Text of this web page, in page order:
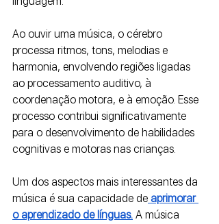
Ao ouvir uma música, o cérebro
processa ritmos, tons, melodias e
harmonia, envolvendo regiões ligadas
ao processamento auditivo, à
coordenação motora, e à emoção. Esse
processo contribui significativamente
para o desenvolvimento de habilidades
cognitivas e motoras nas crianças.
Um dos aspectos mais interessantes da
música é sua capacidade de aprimorar
o aprendizado de línguas. A música